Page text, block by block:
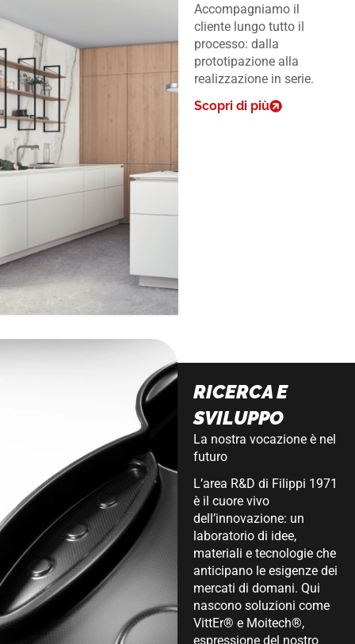
Accompagniamo il
cliente lungo tutto il
processo: dalla
prototipazione alla
realizzazione in serie.
Scopri di più
RICERCA E
SVILUPPO
La nostra vocazione è nel
futuro
L’area R&D di Filippi 1971
è il cuore vivo
dell’innovazione: un
laboratorio di idee,
materiali e tecnologie che
anticipano le esigenze dei
mercati di domani. Qui
nascono soluzioni come
VittEr® e Moitech®,
espressione del nostro